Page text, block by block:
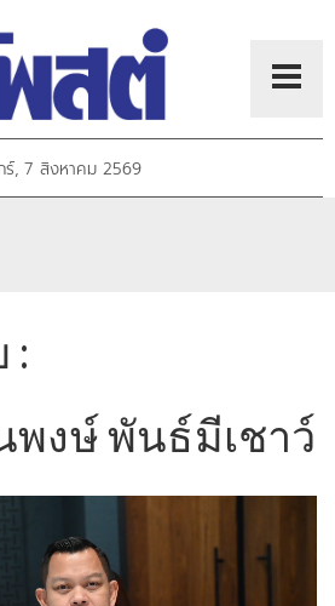
ร์, 7 สิงหาคม 2569
:
งษ์ พันธ์มีเชาว์